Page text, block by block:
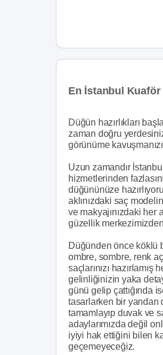
En İstanbul Kuaför
Düğün hazırlıkları
zaman doğru
görünüme
Uzun zamandır
hizmetlerinden
düğününüze
aklınızdaki saç
ve makyajınızdaki her
güzellik
Düğünden önce köklü
ombre, sombre, renk
saçlarınızı
gelinliğinizin yaka
günü gelip çattığında
tasarlarken bir yandan
tamamlayıp duvak ve
adaylarımızda değil
iyiyi hak ettiğini bilen
geçemeyeceğiz.